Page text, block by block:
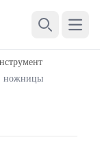
Open
ножницы